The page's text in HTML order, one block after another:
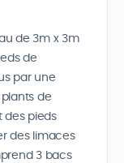
de 3m x 3m
de
par une
de
des pieds
des limaces
3 bacs